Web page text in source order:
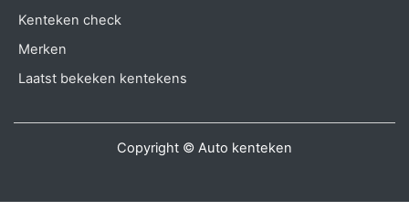
Kenteken check
Merken
Laatst bekeken kentekens
Copyright © Auto kenteken